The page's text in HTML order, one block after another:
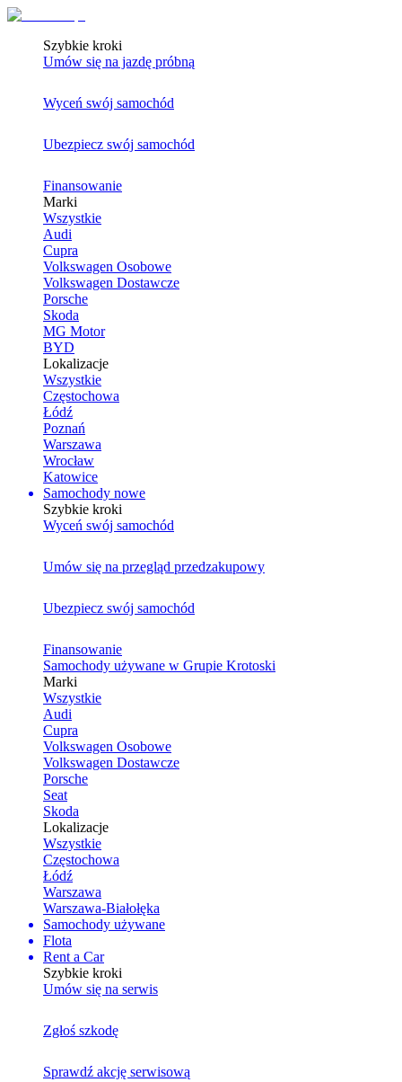
Szybkie kroki
Umów się na jazdę próbną
Wyceń swój samochód
Ubezpiecz swój samochód
Finansowanie
Marki
Wszystkie
Audi
Cupra
Volkswagen Osobowe
Volkswagen Dostawcze
Porsche
Skoda
MG Motor
BYD
Lokalizacje
Wszystkie
Częstochowa
Łódź
Poznań
Warszawa
Wrocław
Katowice
Samochody nowe
Szybkie kroki
Wyceń swój samochód
Umów się na przegląd przedzakupowy
Ubezpiecz swój samochód
Finansowanie
Samochody używane w Grupie Krotoski
Marki
Wszystkie
Audi
Cupra
Volkswagen Osobowe
Volkswagen Dostawcze
Porsche
Seat
Skoda
Lokalizacje
Wszystkie
Częstochowa
Łódź
Warszawa
Warszawa-Białołęka
Samochody używane
Flota
Rent a Car
Szybkie kroki
Umów się na serwis
Zgłoś szkodę
Sprawdź akcję serwisową